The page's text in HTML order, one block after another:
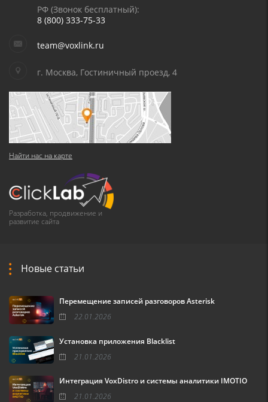
РФ (Звонок бесплатный):
8 (800) 333-75-33
team@voxlink.ru
г. Москва, Гостиничный проезд, 4
Найти нас на карте
Разработка, продвижение и
развитие сайта
Новые статьи
Перемещение записей разговоров Asterisk
22.01.2026
Установка приложения Blacklist
21.01.2026
Интеграция VoxDistro и системы аналитики IMOTIO
21.01.2026